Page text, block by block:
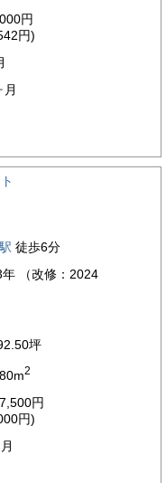
店、カフェが点在して
合わせ、ちょっとした買
た、横浜駅周辺には高島
施設が広がっており、業
用にも便利です。金融機
インフラも整っており、
しています。加えて、ビ
数あり、遠方からの出張
設の活用にも適したエリ
ングも複数あるため、
も支障がありません。周
うな騒音は少なく、安
ように、AIビルの周辺
ながら、日常の働きや
り、企業の安定的な運営
として申し分のない環境
円
円)
月
徒歩6分
年 （改修：2024
坪
2
円
円)